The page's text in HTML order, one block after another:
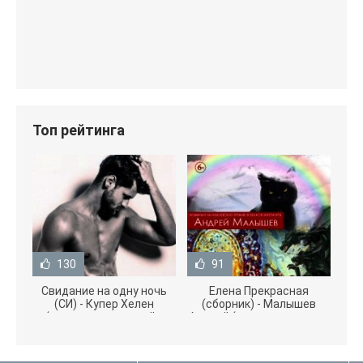
Топ рейтинга
130
Свидание на одну ночь
(СИ) - Купер Хелен
(читать книги онлайн
91
Елена Прекрасная
(сборник) - Малышев
Андрей (книги полностью